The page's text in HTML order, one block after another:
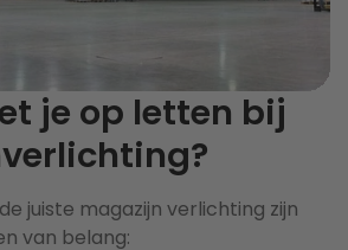
je op letten bij
juiste magazijn verlichting zijn
van belang: